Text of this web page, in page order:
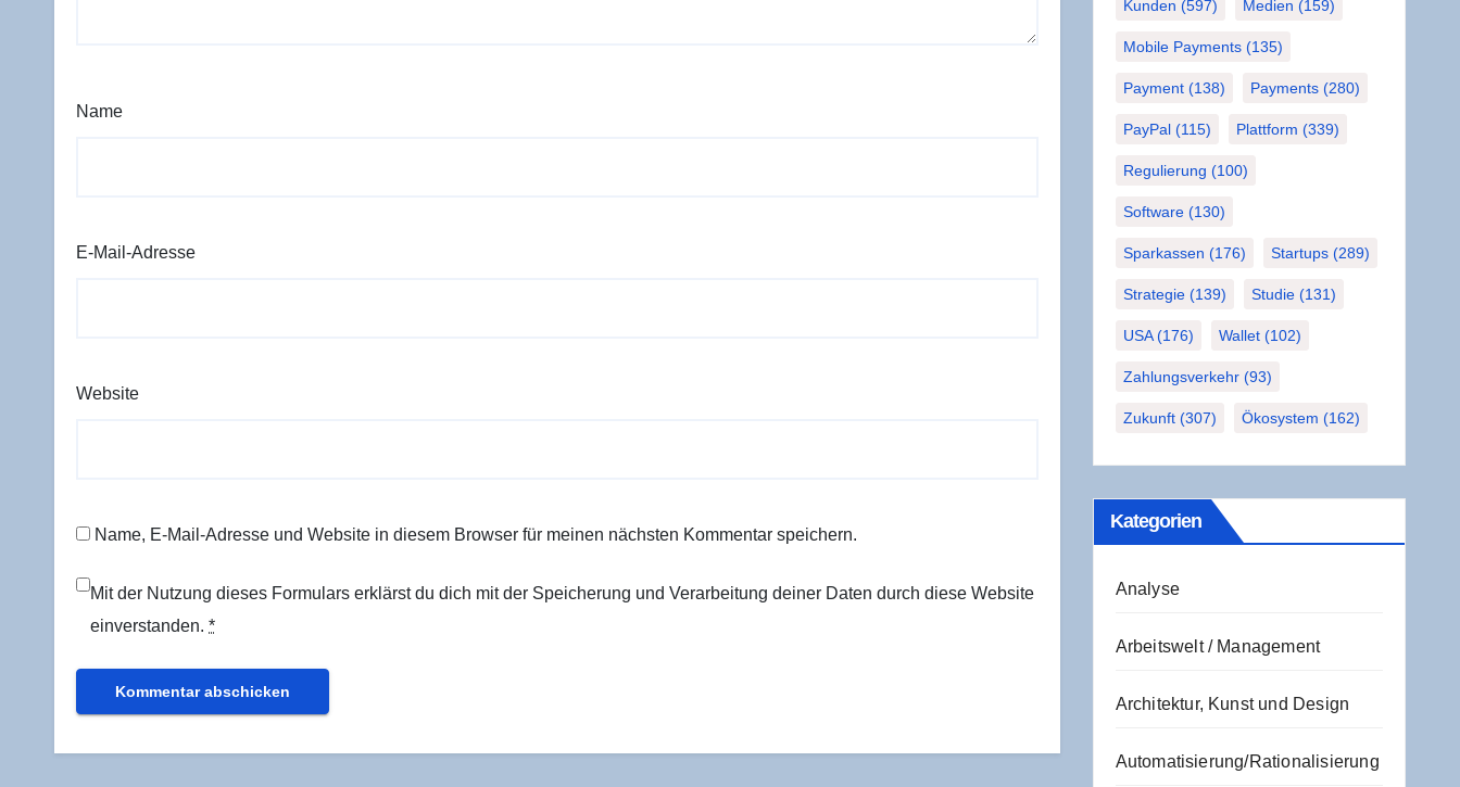
Name
E-Mail-Adresse
Website
Name, E-Mail-Adresse und Website in diesem Browser für meinen nächsten Kommentar speichern.
Mit der Nutzung dieses Formulars erklärst du dich mit der Speicherung und Verarbeitung deiner Daten durch diese Website
einverstanden. *
Kunden (597) Medien (159)
Mobile Payments(135)
Payment(138) Payments(280)
PayPal(115) Plattform (339)
Regulierung (100)
Software(130)
Sparkassen (176) Startups(289)
Strategie(139) Studie(131)
USA(176) Wallet(102)
Zahlungsverkehr(93)
Zukunft(307) Ökosystem (162)
Kate­go­rien
Analyse
Arbeitswelt / Management
Architektur, Kunst und Design
Automatisierung/Rationalisierung